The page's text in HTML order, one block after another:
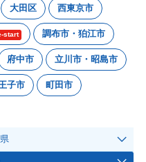
大田区 西東京市
start 調布市・狛江市
府中市 立川市・昭島市
子市 町田市